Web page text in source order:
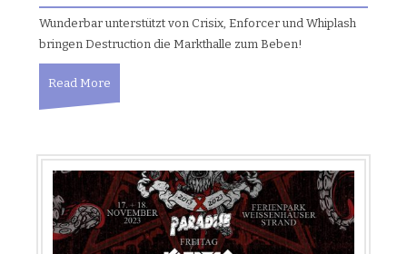
Wunderbar unterstützt von Crisix, Enforcer und Whiplash
bringen Destruction die Markthalle zum Beben!
Read More